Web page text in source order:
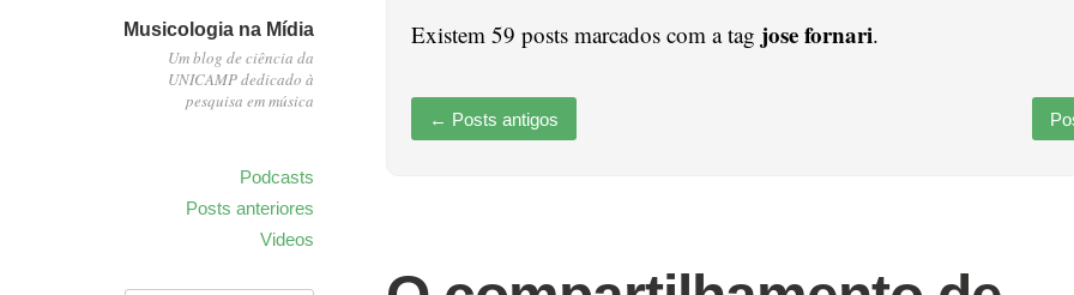
Musicologia na Mídia
Um blog de ciência da
UNICAMP dedicado à
pesquisa em música
Podcasts
Posts anteriores
Videos
Existem 59 posts marcados com a tag jose fornari.
← Posts antigos